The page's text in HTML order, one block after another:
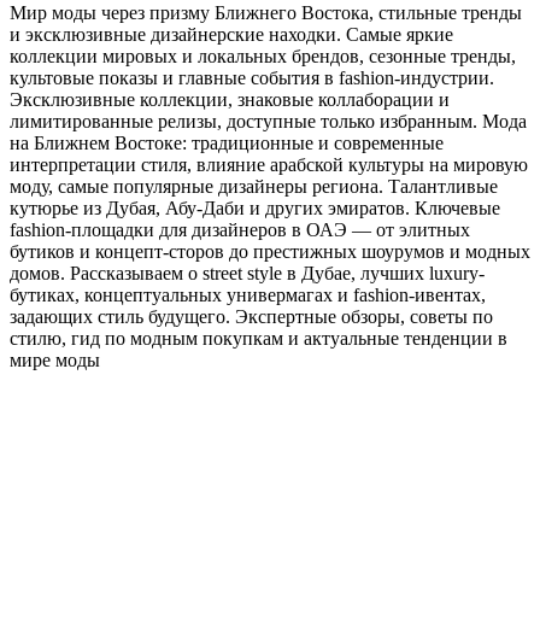
Мир моды через призму Ближнего Востока, стильные тренды
и эксклюзивные дизайнерские находки. Самые яркие
коллекции мировых и локальных брендов, сезонные тренды,
культовые показы и главные события в fashion-индустрии.
Эксклюзивные коллекции, знаковые коллаборации и
лимитированные релизы, доступные только избранным. Мода
на Ближнем Востоке: традиционные и современные
интерпретации стиля, влияние арабской культуры на мировую
моду, самые популярные дизайнеры региона. Талантливые
кутюрье из Дубая, Абу-Даби и других эмиратов. Ключевые
fashion-площадки для дизайнеров в ОАЭ — от элитных
бутиков и концепт-сторов до престижных шоурумов и модных
домов. Рассказываем о street style в Дубае, лучших luxury-
бутиках, концептуальных универмагах и fashion-ивентах,
задающих стиль будущего. Экспертные обзоры, советы по
стилю, гид по модным покупкам и актуальные тенденции в
мире моды